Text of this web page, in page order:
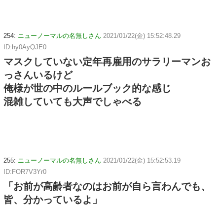
254: ニューノーマルの名無しさん 2021/01/22(金) 15:52:48.29
ID:hy0AyQJE0
マスクしていない定年再雇用のサラリーマンお
っさんいるけど
俺様が世の中のルールブック的な感じ
混雑していても大声でしゃべる
255: ニューノーマルの名無しさん 2021/01/22(金) 15:52:53.19
ID:FOR7V3Yr0
「お前が高齢者なのはお前が自ら言わんでも、
皆、分かっているよ」